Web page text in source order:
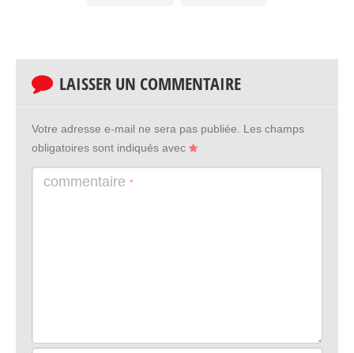
LAISSER UN COMMENTAIRE
Votre adresse e-mail ne sera pas publiée.
Les champs
obligatoires sont indiqués avec
commentaire *